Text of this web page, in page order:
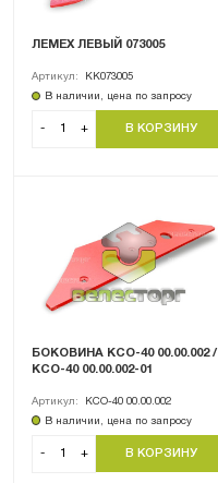
ЛЕМЕХ ЛЕВЫЙ 073005
Артикул:
KK073005
В наличии, цена по запросу
- +
БОКОВИНА КСО-40 00.00.002 /
КСО-40 00.00.002-01
Артикул:
КСО-40 00.00.002
В наличии, цена по запросу
- +